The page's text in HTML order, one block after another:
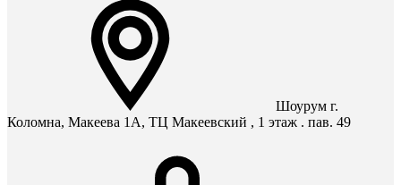
Шоурум г.
Коломна, Макеева 1А, ТЦ Макеевский , 1 этаж . пав. 49